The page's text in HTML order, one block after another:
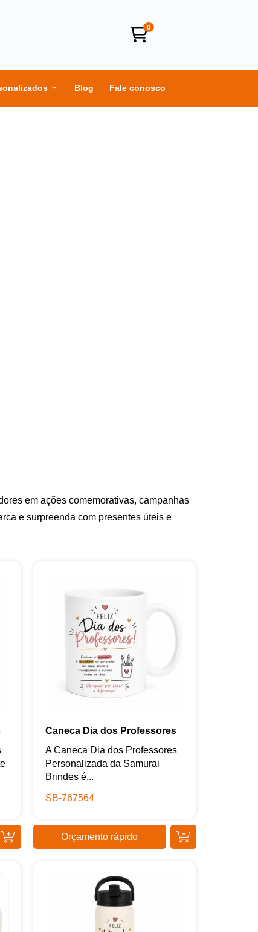
0
Blog Fale conosco
em ações comemorativas, campanhas
e surpreenda com presentes úteis e
Caneca Dia dos Professores
A Caneca Dia dos Professores
Personalizada da Samurai
Brindes é...
SB-767564
Orçamento rápido